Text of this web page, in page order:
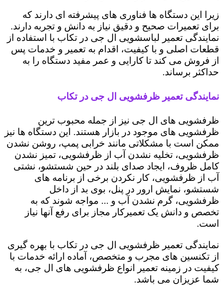
زیرا این دستگاه ها فناوری های پیشرفته ای دارند که
برای تعمیرات صحیح و دقیق نیاز به دانش و تجربه دارند.
نمایندگی تعمیر لباسشویی ال جی در تکاب با استفاده از
قطعات اصلی و با کیفیت، اقدام به تعمیر و خدمات پس
از فروش می کند تا کارایی و عمر مفید دستگاه را به
حداکثر برساند.
نمایندگی تعمیر ظرفشویی ال جی در تکاب
ظرفشویی های ال جی نیز از جمله محبوب ترین
ظرفشویی های موجود در بازار هستند. این دستگاه ها نیز
ممکن است با مشکلاتی مانند خرابی پمپ، روشن نشدن
ظرفشویی، تخلیه نشدن آب از ظرفشویی، تمیز نشدن
کامل ظروف، ایجاد صدای بلند در حین شستشو، نشتی
آب از ظرفشویی، کار نکردن برخی از برنامه های
شستشو، نمایش ارور در پنل، بوی بد از داخل
ظرفشویی، گرم نشدن آب و ... مواجه شوند که به
تخصص و دانش یک تعمیرکار مجاز برای رفع آنها نیاز
است.
نمایندگی تعمیر ظرفشویی ال جی در تکاب با بهره گیری
از تکنسین های مجرب و متخصص، آماده ارائه خدمات با
کیفیت در زمینه تعمیر انواع ظرفشویی های ال جی، به
شما عزیزان می باشد.